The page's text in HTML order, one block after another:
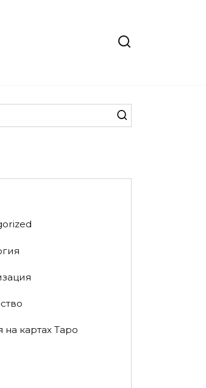
на картах Таро